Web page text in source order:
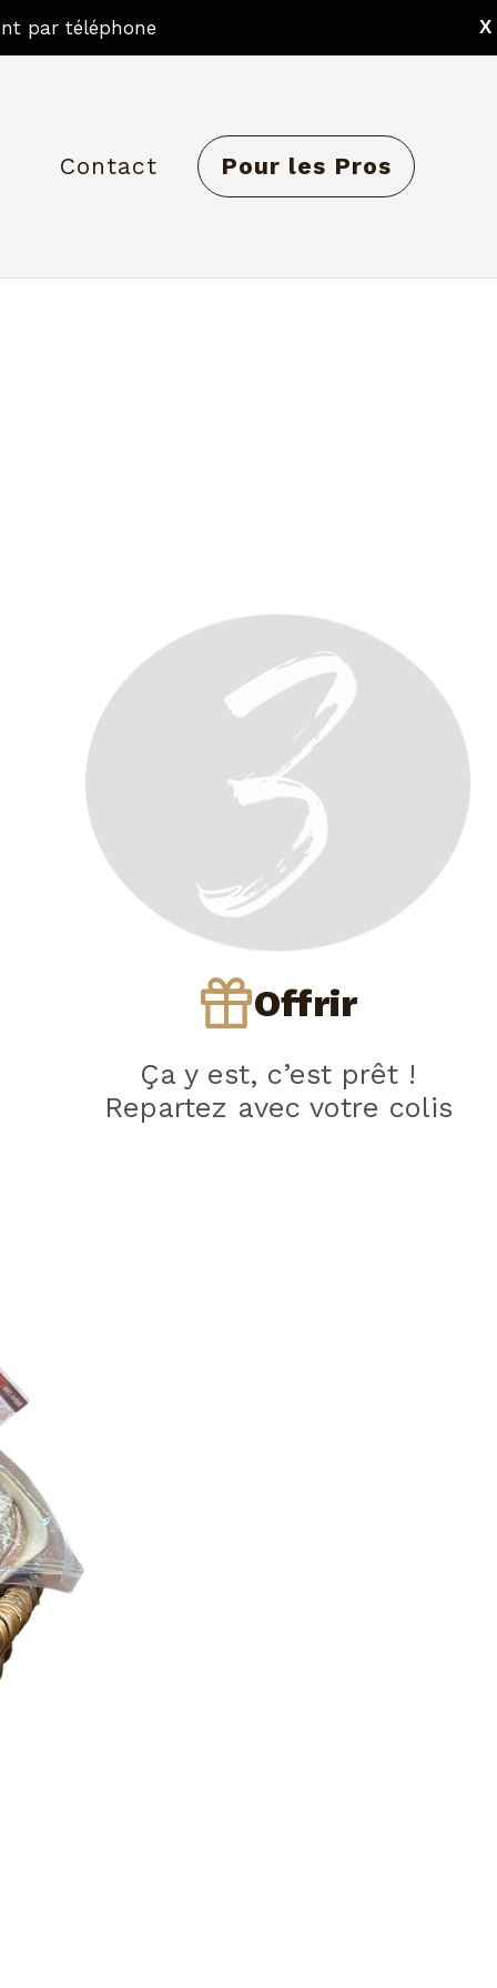
X
par téléphone
Contact Pour les Pros
Offrir
Ça y est, c’est prêt !
Repartez avec votre colis